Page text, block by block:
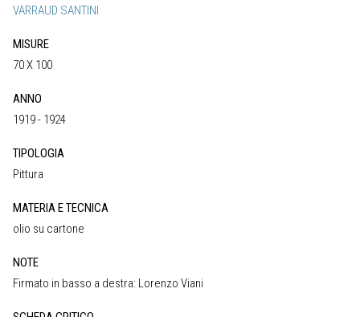
VARRAUD SANTINI
MISURE
70 X 100
ANNO
1919 - 1924
TIPOLOGIA
Pittura
MATERIA E TECNICA
olio su cartone
NOTE
Firmato in basso a destra: Lorenzo Viani